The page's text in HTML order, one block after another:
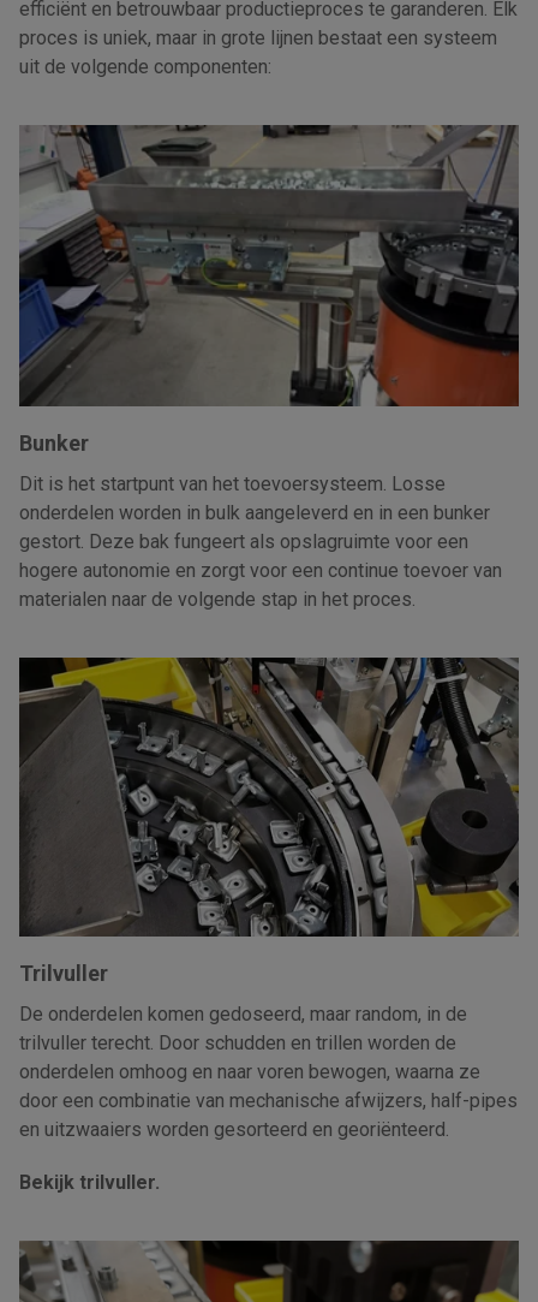
efficiënt en betrouwbaar productieproces te garanderen. Elk
proces is uniek, maar in grote lijnen bestaat een systeem
uit de volgende componenten:
Bunker
Dit is het startpunt van het toevoersysteem. Losse
onderdelen worden in bulk aangeleverd en in een bunker
gestort. Deze bak fungeert als opslagruimte voor een
hogere autonomie en zorgt voor een continue toevoer van
materialen naar de volgende stap in het proces.
Trilvuller
De onderdelen komen gedoseerd, maar random, in de
trilvuller terecht. Door schudden en trillen worden de
onderdelen omhoog en naar voren bewogen, waarna ze
door een combinatie van mechanische afwijzers, half-pipes
en uitzwaaiers worden gesorteerd en georiënteerd.
Bekijk trilvuller.